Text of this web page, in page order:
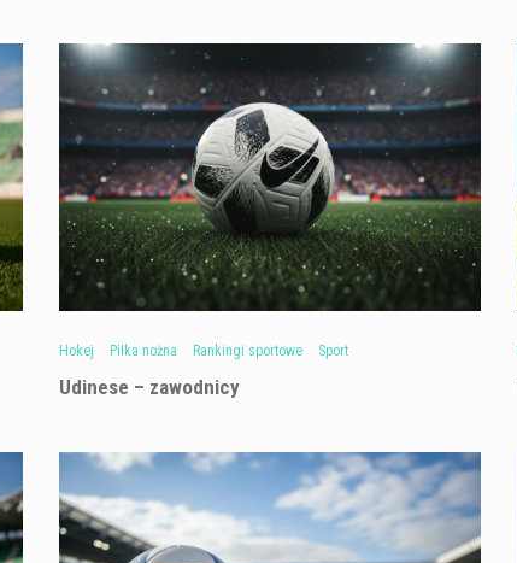
Hokej Piłka nożna Rankingi sportowe Sport
Udinese – zawodnicy